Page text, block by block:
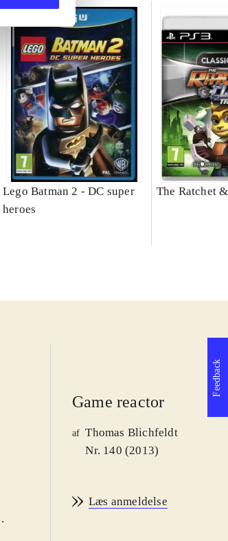
Lego Batman 2 - DC super
heroes
The Ratchet
Game reactor
af Thomas Blichfeldt
Nr. 140 (2013)
Læs anmeldelse
Feedback